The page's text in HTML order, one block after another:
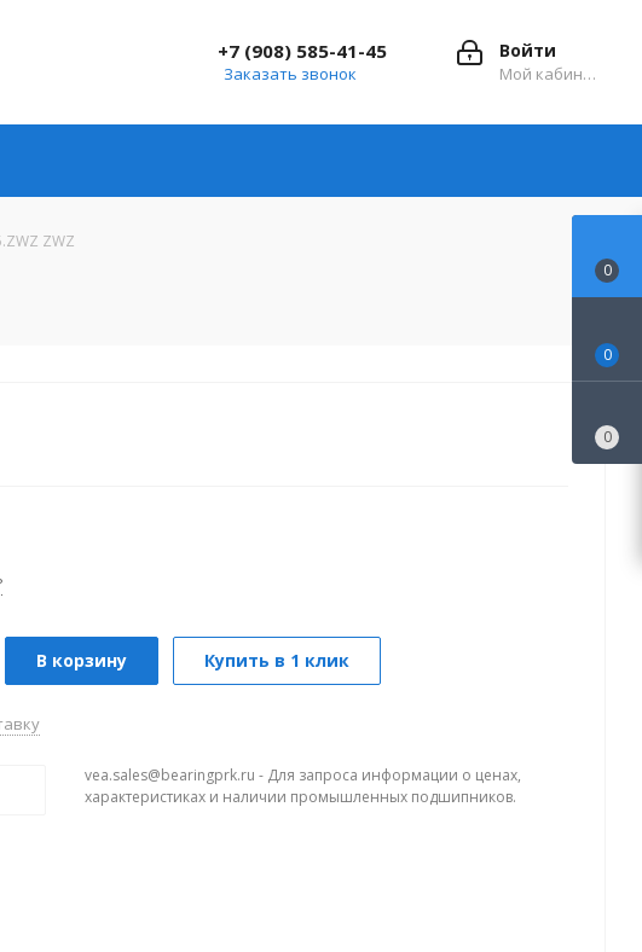
Войти
Мой кабинет
+7 (908) 585-41-45
Заказать звонок
ZWZ
В корзину Купить в 1 клик
vea.sales@bearingprk.ru - Для запроса информации о ценах,
характеристиках и наличии промышленных подшипников.
0
0
0